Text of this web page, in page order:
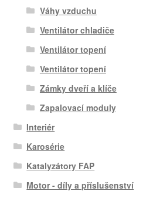
Váhy vzduchu
Ventilátor chladiče
Ventilátor topení
Ventilátor topení
Zámky dveří a klíče
Zapalovací moduly
Interiér
Karosérie
Katalyzátory FAP
Motor - díly a příslušenství